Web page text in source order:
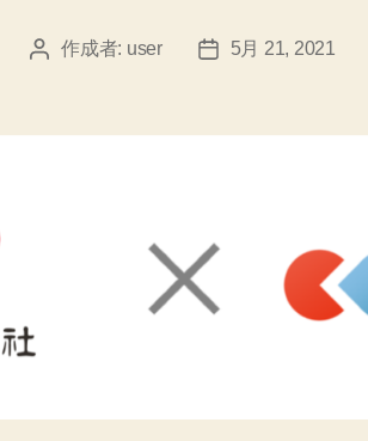
投 作成者: user
投
5月 21, 2021